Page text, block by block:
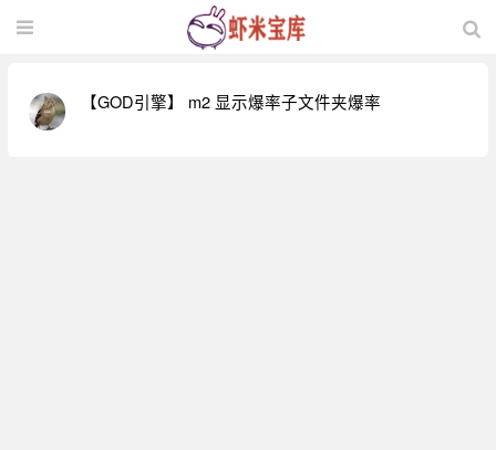
【GOD引擎】 m2 显示爆率子文件夹爆率